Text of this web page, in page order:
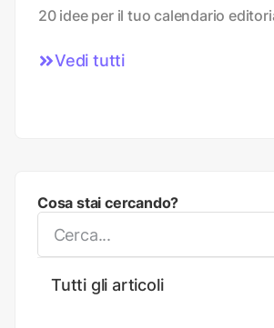
20 idee per il tuo calendario
Vedi tutti
Cosa stai cercando?
Tutti gli articoli